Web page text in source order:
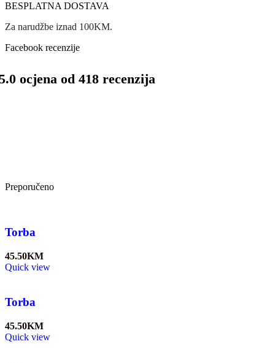
BESPLATNA DOSTAVA
Za narudžbe iznad 100KM.
Facebook recenzije
ocjena od 418 recenzija
Preporučeno
Torba
45.50KM
Quick view
Torba
45.50KM
Quick view